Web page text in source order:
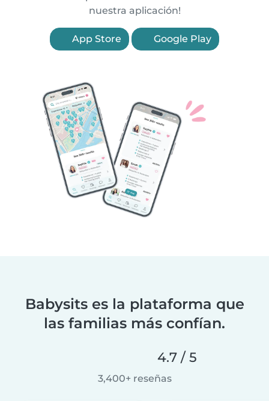
nuestra aplicación!
App Store Google Play
Babysits es la plataforma que
las familias más confían.
4.7 / 5
3,400+ reseñas